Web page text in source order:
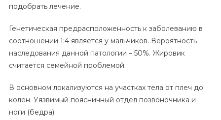
подобрать лечение.
Генетическая предрасположенность к заболеванию в
соотношении 1:4 является у мальчиков. Вероятность
наследования данной патологии – 50%. Жировик
считается семейной проблемой.
В основном локализуются на участках тела от плеч до
колен. Уязвимый поясничный отдел позвоночника и
ноги (бедра).